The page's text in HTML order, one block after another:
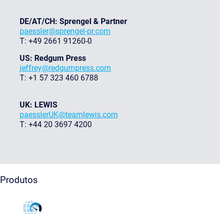
DE/AT/CH: Sprengel & Partner
paessler@sprengel-pr.com
T: +49 2661 91260-0
US: Redgum Press
jeffrey@redgumpress.com
T: +1 57 323 460 6788
UK: LEWIS
paesslerUK@teamlewis.com
T: +44 20 3697 4200
Produtos